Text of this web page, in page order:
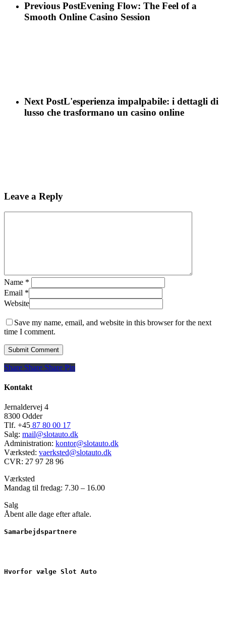
Previous PostEvening Flow: The Feel of a
Smooth Online Casino Session
Next PostL'esperienza impalpabile: i dettagli di
lusso che trasformano un casino online
Leave a Reply
Name *
Email *
Website
Save my name, email, and website in this browser for the next
time I comment.
Share
Share Share Share Pin
Kontakt
Jernaldervej 4
8300 Odder
Tlf. +45 87 80 00 17
Salg: mail@slotauto.dk
Administration: kontor@slotauto.dk
Værksted: vaerksted@slotauto.dk
CVR: 27 97 28 96
Værksted
Mandag til fredag: 7.30 – 16.00
Salg
Åbent alle dage efter aftale.
Samarbejdspartnere
Hvorfor vælge Slot Auto